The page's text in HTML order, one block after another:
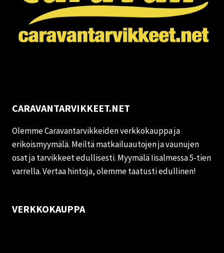
CARAVANTARVIKKEET.NET
Olemme Caravantarvikkeiden verkkokauppa ja
erikoismyymälä. Meiltä matkailuautojen ja vaunujen
osat ja tarvikkeet edullisesti. Myymälä Iisalmessa 5-tien
varrella. Vertaa hintoja, olemme taatusti edullinen!
VERKKOKAUPPA